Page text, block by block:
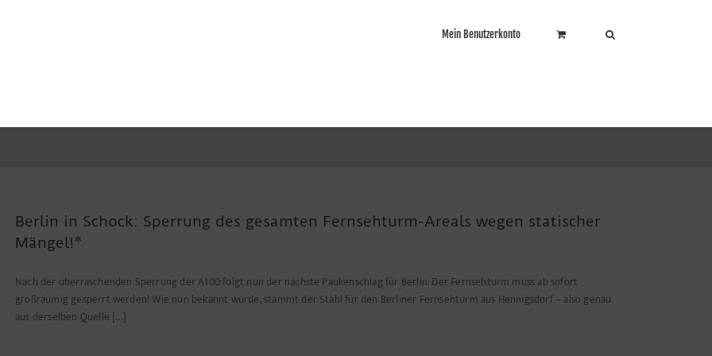
Mein Benutzerkonto
Berlin in Schock: Sperrung des gesamten Fernsehturm-Areals wegen statischer
Mängel!*
Nach der überraschenden Sperrung der A100 folgt nun der nächste Paukenschlag für Berlin: Der Fernsehturm muss ab sofort
großräumig gesperrt werden! Wie nun bekannt wurde, stammt der Stahl für den Berliner Fernsehturm aus Hennigsdorf – also genau
aus derselben Quelle [...]